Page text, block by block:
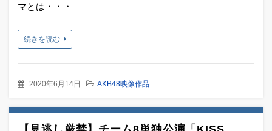
マとは・・・
続きを読む
2020年6月14日 AKB48映像作品